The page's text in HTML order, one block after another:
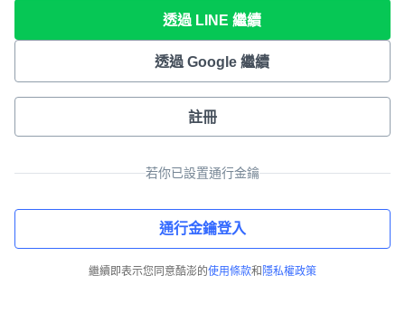
透過 LINE 繼續
透過 Google 繼續
註冊
若你已設置通行金鑰
通行金鑰登入
繼續即表示您同意酷澎的使用條款和 隱私權政策